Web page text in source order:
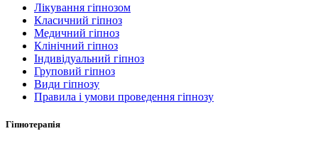
Лікування гіпнозом
Класичний гіпноз
Медичний гіпноз
Клінічний гіпноз
Індивідуальний гіпноз
Груповий гіпноз
Види гіпнозу
Правила і умови проведення гіпнозу
Гіпнотерапія